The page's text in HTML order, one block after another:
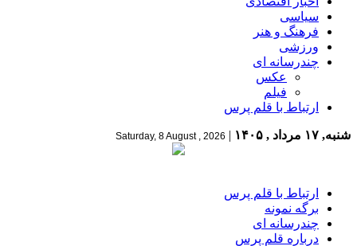
سیاسی
فرهنگ و هنر
ورزشی
چندرسانه ای
عکس
فیلم
ارتباط با قلم پرس
شنبه, ۱۷ مرداد , ۱۴۰۵ |
Saturday, 8 August , 2026
ارتباط با قلم پرس
برگه نمونه
چندرسانه ای
درباره قلم پرس